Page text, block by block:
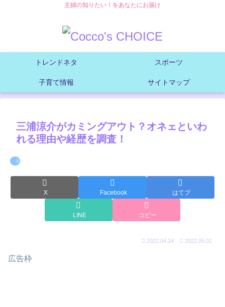
主婦の知りたい！をあなたにお届け
トレンドネタ スポーツ
子育て情報 サイトマップ
三浦涼介がカミングアウト？オネェといわ
れる理由や経歴を調査！
トレンドネタ
X Facebook はてブ
LINE コピー
2022.04.14 2022.05.01
広告枠